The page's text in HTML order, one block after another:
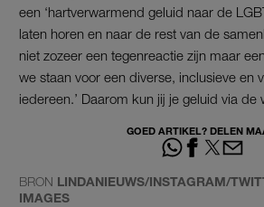
een ‘hartverwarmend geluid naar de
laten horen en naar de rest van de
niet zozeer een tegenreactie zijn maar
we staan voor een diverse, inclusieve en
iedereen.’ Daarom kun jij je geluid via de
GOED ARTIKEL? DELEN
BRON LINDANIEUWS/INSTAGRAM/
IMAGES